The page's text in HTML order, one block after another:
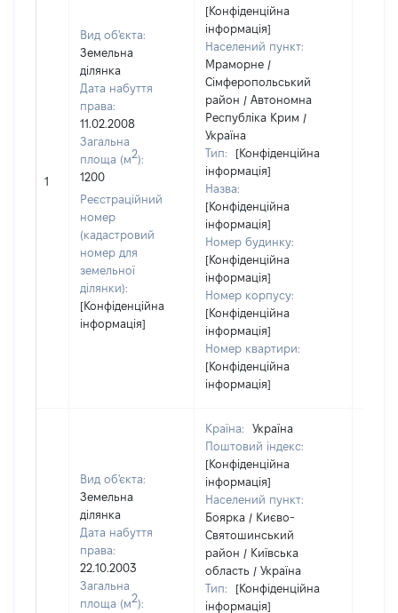
1
Вид об'єкта:
Земельна
ділянка
Дата набуття
права:
11.02.2008
Загальна
площа (м2):
1200
Реєстраційний
номер
(кадастровий
номер для
земельної
ділянки):
[Конфіденційна
інформація]
[Конфіденційна
інформація]
Населений пункт:
Мраморне /
Сімферопольський
район / Автономна
Республіка Крим /
Україна
Тип:
[Конфіденційна
інформація]
Назва:
[Конфіденційна
інформація]
Номер будинку:
[Конфіденційна
інформація]
Номер корпусу:
[Конфіденційна
інформація]
Номер квартири:
[Конфіденційна
інформація]
Вид об'єкта:
Земельна
ділянка
Дата набуття
права:
22.10.2003
Загальна
площа (м2):
Країна:
Україна
Поштовий індекс:
[Конфіденційна
інформація]
Населений пункт:
Боярка / Києво-
Святошинський
район / Київська
область / Україна
Тип:
[Конфіденційна
інформація]